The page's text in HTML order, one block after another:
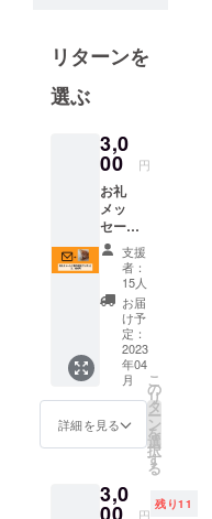
リターンを
選ぶ
3,0
00 円
お礼
メッ
セージ
とラン
ダムで
保護猫
たちの
画像を
送信さ
せてい
ただき
ます。
支援
者：
15人
お届
け予
定：
2023
年04
月
詳細を見る
こ
の
リ
タ
ー
ン
を
選
択
す
る
3,0
円
残り11